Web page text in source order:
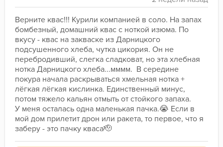
Верните квас!!! Курили компанией в соло. На запах
бомбезный, домашний квас с ноткой изюма. По
вкусу - квас на закваске из Дарницкого
подсушенного хлеба, чутка цикория. Он не
перебродивший, слегка сладковат, но эта хлебная
нотка Дарницкого хлеба...мммм.  В середине
покура начала раскрываться хмельная нотка +
лёгкая лёгкая кислинка. Единственный минус,
потом тяжело кальян отмыть от стойкого запаха.
У меня осталась одна маленькая пачка.😭 Если в
мой дом прилетит дрон или ракета, то первое, что я
заберу - это пачку кваса🫡